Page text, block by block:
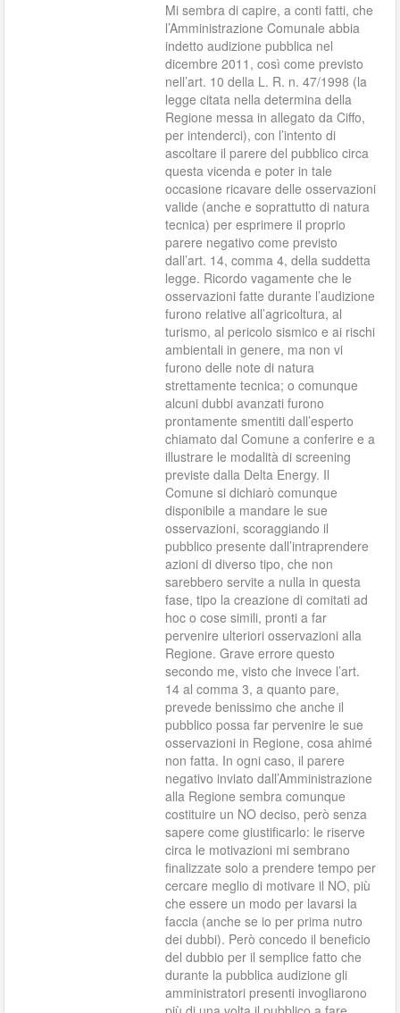
Mi sembra di capire, a conti fatti, che
l’Amministrazione Comunale abbia
indetto audizione pubblica nel
dicembre 2011, così come previsto
nell’art. 10 della L. R. n. 47/1998 (la
legge citata nella determina della
Regione messa in allegato da Ciffo,
per intenderci), con l’intento di
ascoltare il parere del pubblico circa
questa vicenda e poter in tale
occasione ricavare delle osservazioni
valide (anche e soprattutto di natura
tecnica) per esprimere il proprio
parere negativo come previsto
dall’art. 14, comma 4, della suddetta
legge. Ricordo vagamente che le
osservazioni fatte durante l’audizione
furono relative all’agricoltura, al
turismo, al pericolo sismico e ai rischi
ambientali in genere, ma non vi
furono delle note di natura
strettamente tecnica; o comunque
alcuni dubbi avanzati furono
prontamente smentiti dall’esperto
chiamato dal Comune a conferire e a
illustrare le modalità di screening
previste dalla Delta Energy. Il
Comune si dichiarò comunque
disponibile a mandare le sue
osservazioni, scoraggiando il
pubblico presente dall’intraprendere
azioni di diverso tipo, che non
sarebbero servite a nulla in questa
fase, tipo la creazione di comitati ad
hoc o cose simili, pronti a far
pervenire ulteriori osservazioni alla
Regione. Grave errore questo
secondo me, visto che invece l’art.
14 al comma 3, a quanto pare,
prevede benissimo che anche il
pubblico possa far pervenire le sue
osservazioni in Regione, cosa ahimé
non fatta. In ogni caso, il parere
negativo inviato dall’Amministrazione
alla Regione sembra comunque
costituire un NO deciso, però senza
sapere come giustificarlo: le riserve
circa le motivazioni mi sembrano
finalizzate solo a prendere tempo per
cercare meglio di motivare il NO, più
che essere un modo per lavarsi la
faccia (anche se io per prima nutro
dei dubbi). Però concedo il beneficio
del dubbio per il semplice fatto che
durante la pubblica audizione gli
amministratori presenti invogliarono